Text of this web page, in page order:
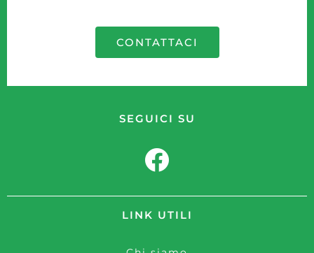
CONTATTACI
LINK UTILI
SEGUICI SU